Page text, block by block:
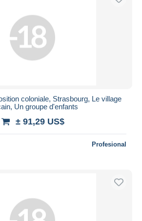
coloniale, Strasbourg, Le village
Un groupe d'enfants
± 91,29 US$
Profesional